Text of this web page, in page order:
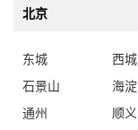
北京
东城 西城
石景山
海淀
通州
顺义